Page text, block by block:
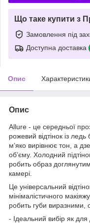
Що таке купити з
Замовлення під
Доступна доставка
Опис
Опис
Allure - це середньої
рожевий відтінок із
м’яко вирівнює тон, а
об’єму. Холодний
робить образ
камері.
Це універсальний
мінімалістичного
робить губи виразними,
- Ідеальний вибір як